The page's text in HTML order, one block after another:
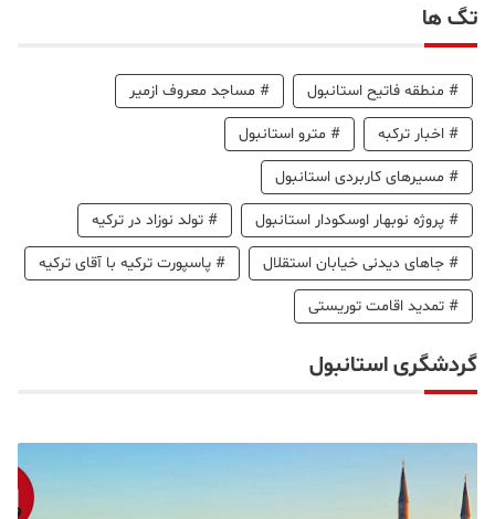
حقوقی
دکوراسیون
قبرس
تگ ها
# منطقه فاتیح استانبول # مساجد معروف ازمیر
# اخبار ترکبه # مترو استانبول
# مسیرهای کاربردی استانبول
# پروژه نوبهار اوسکودار استانبول # تولد نوزاد در ترکیه
# جاهای دیدنی خیابان استقلال # پاسپورت ترکیه با آقای ترکیه
# تمدید اقامت توریستی
گردشگری استانبول